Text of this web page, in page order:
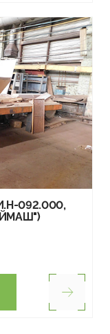
092.000,